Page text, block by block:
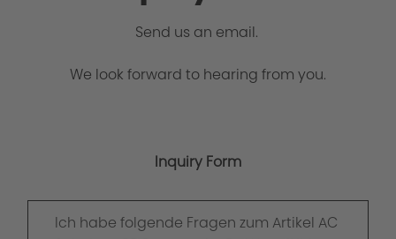
Send us an email.
We look forward to hearing from you.
Inquiry Form